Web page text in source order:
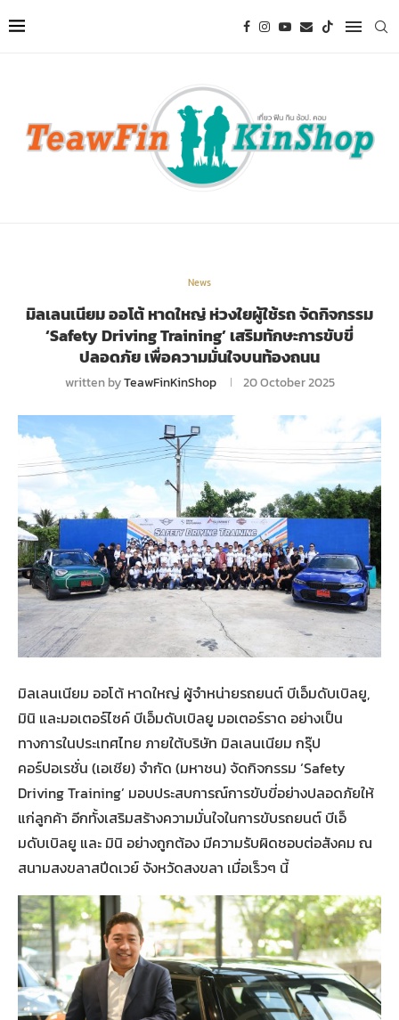
News
มิลเลนเนียม ออโต้ หาดใหญ่ ห่วงใยผู้ใช้รถ จัดกิจกรรม
‘Safety Driving Training’ เสริมทักษะการขับขี่
ปลอดภัย เพื่อความมั่นใจบนท้องถนน
written byTeawFinKinShop 20 October 2025
มิลเลนเนียม ออโต้ หาดใหญ่ ผู้จำหน่ายรถยนต์ บีเอ็มดับเบิลยู,
มินิ และมอเตอร์ไซค์ บีเอ็มดับเบิลยู มอเตอร์ราด อย่างเป็น
ทางการในประเทศไทย ภายใต้บริษัท มิลเลนเนียม กรุ๊ป
คอร์ปอเรชั่น (เอเชีย) จำกัด (มหาชน) จัดกิจกรรม ‘Safety
Driving Training’ มอบประสบการณ์การขับขี่อย่างปลอดภัยให้
แก่ลูกค้า อีกทั้งเสริมสร้างความมั่นใจในการขับรถยนต์ บีเอ็
มดับเบิลยู และ มินิ อย่างถูกต้อง มีความรับผิดชอบต่อสังคม ณ
สนามสงขลาสปีดเวย์ จังหวัดสงขลา เมื่อเร็วๆ นี้